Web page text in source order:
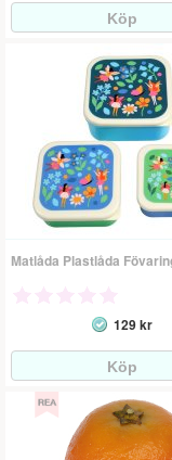
129 kr